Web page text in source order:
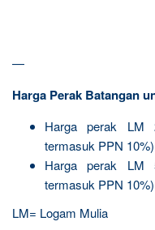
—
Harga Perak Batangan
Harga perak LM
termasuk PPN 10%)
Harga perak LM
termasuk PPN 10%)
LM= Logam Mulia